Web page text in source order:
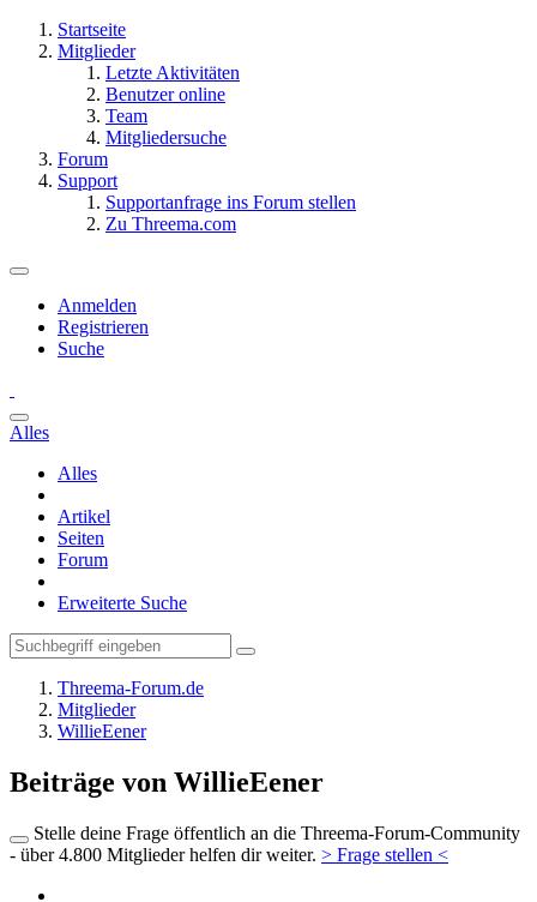
Startseite
Mitglieder
Letzte Aktivitäten
Benutzer online
Team
Mitgliedersuche
Forum
Support
Supportanfrage ins Forum stellen
Zu Threema.com
Anmelden
Registrieren
Suche
Alles
Alles
Artikel
Seiten
Forum
Erweiterte Suche
Threema-Forum.de
Mitglieder
WillieEener
Beiträge von WillieEener
Stelle deine Frage öffentlich an die Threema-Forum-Community
- über 4.800 Mitglieder helfen dir weiter. > Frage stellen <